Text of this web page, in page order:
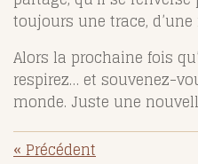
toujours une trace,
Alors la prochaine fois
respirez… et souvenez-
monde. Juste une
«Précédent